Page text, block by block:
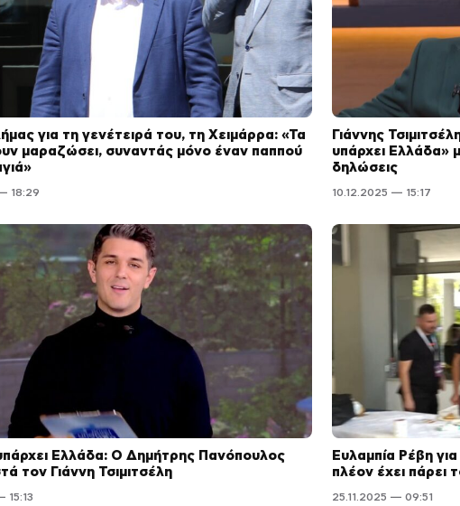
για τη γενέτειρά του, τη Χειμάρρα: «Τα
μαραζώσει, συναντάς μόνο έναν παππού
18:29
Γιάννης
υπάρχει Ελλάδα»
δηλώσεις
10.12.2025 — 15:17
Ελλάδα: Ο Δημήτρης Πανόπουλος
τον Γιάννη Τσιμιτσέλη
15:13
Ευλαμπία Ρέβη
πλέον έχει πάρει
25.11.2025 — 09:51